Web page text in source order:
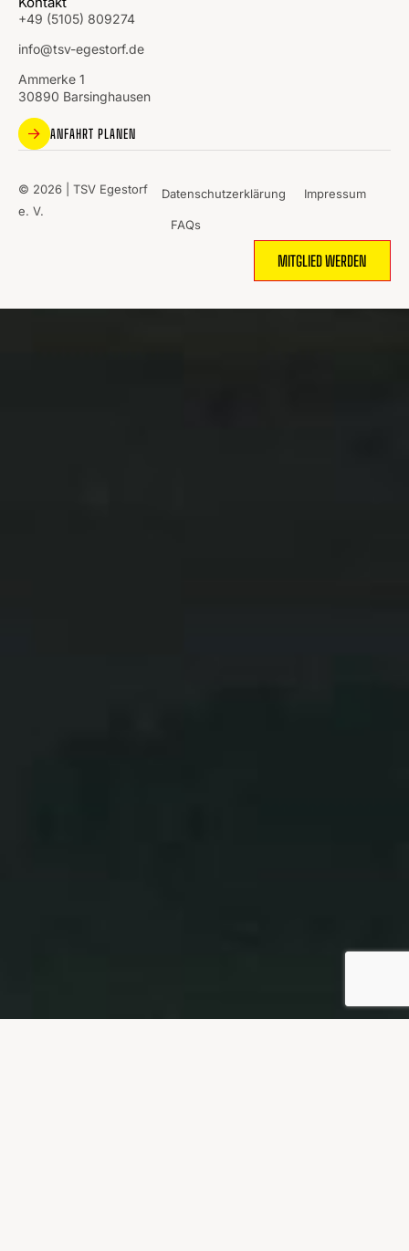
+49 (5105) 809274
info@tsv-egestorf.de
Ammerke 1
30890 Barsinghausen
ANFAHRT PLANEN
© 2026 | TSV Egestorf
e. V.
Datenschutzerklärung Impressum
FAQs
MITGLIED WERDEN